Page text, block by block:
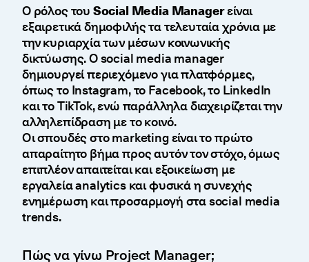
Ο ρόλος τουSocial Media Managerείναι
εξαιρετικά δημοφιλής τα τελευταία χρόνια με
την κυριαρχία των μέσων κοινωνικής
δικτύωσης. Ο social media manager
δημιουργεί περιεχόμενο για πλατφόρμες,
όπως το Instagram, το Facebook, το LinkedIn
και το TikTok, ενώ παράλληλα διαχειρίζεται την
αλληλεπίδραση με το κοινό.
Οι σπουδές στο marketing είναι το πρώτο
απαραίτητο βήμα προς αυτόν τον στόχο, όμως
επιπλέον απαιτείται και εξοικείωση με
εργαλεία analytics και φυσικά η συνεχής
ενημέρωση και προσαρμογή στα social media
trends.
Πώς να γίνω Project Manager;